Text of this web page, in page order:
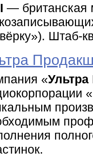
— британская
Штаб-
«